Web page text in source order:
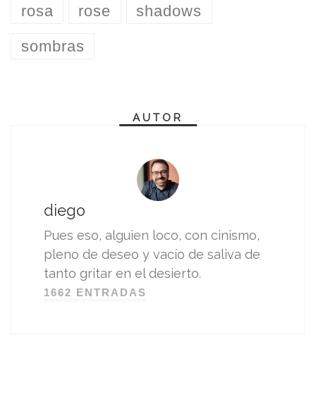
rosa rose shadows
sombras
AUTOR
diego
Pues eso, alguien loco, con cinismo,
pleno de deseo y vacío de saliva de
tanto gritar en el desierto.
1662 ENTRADAS